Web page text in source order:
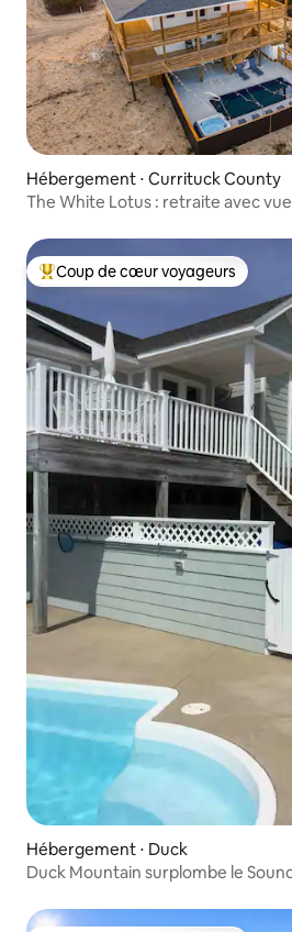
Hébergement ⋅ Currituck County
The White Lotus : retraite avec
Coups de cœur voyageurs les plus
Coup de cœur voyageurs
Hébergement ⋅ Duck
Duck Mountain surplombe le